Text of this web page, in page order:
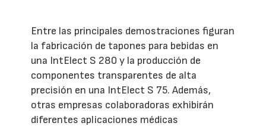
Entre las principales demostraciones figuran
la fabricación de tapones para bebidas en
una IntElect S 280 y la producción de
componentes transparentes de alta
precisión en una IntElect S 75. Además,
otras empresas colaboradoras exhibirán
diferentes aplicaciones médicas